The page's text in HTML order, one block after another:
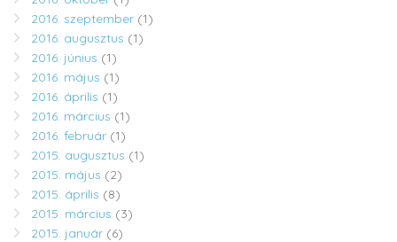
2016. szeptember (1)
2016. augusztus (1)
2016. június (1)
2016. május (1)
2016. április (1)
2016. március (1)
2016. február (1)
2015. augusztus (1)
2015. május (2)
2015. április (8)
2015. március (3)
2015. január (6)